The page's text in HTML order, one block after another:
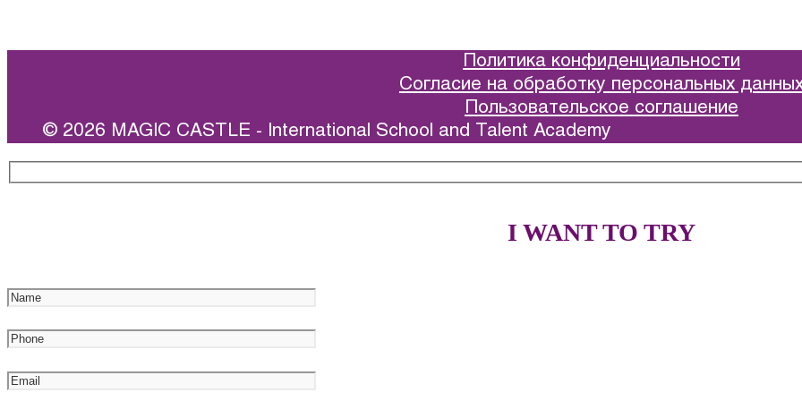
Политика конфиденциальности
Согласие на обработку персональных
Пользовательское соглашение
© 2026 MAGIC CASTLE - International School and Talent Academy
I WANT TO TRY